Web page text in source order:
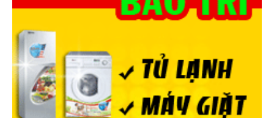
Dịch Vụ
Hàng Tiêu Dùng
Xây Dựng
Tổng Hợp